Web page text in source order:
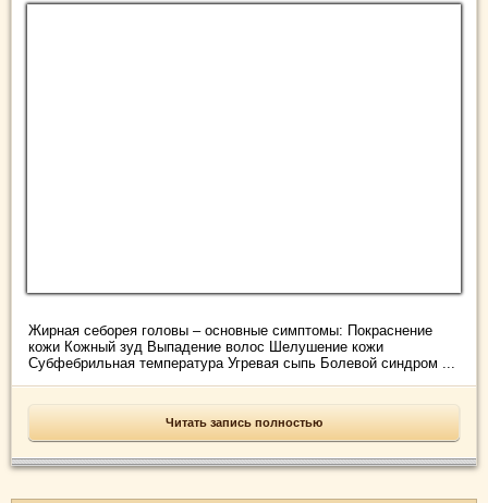
Жирная себорея головы – основные симптомы: Покраснение
кожи Кожный зуд Выпадение волос Шелушение кожи
Субфебрильная температура Угревая сыпь Болевой синдром ...
Читать запись полностью